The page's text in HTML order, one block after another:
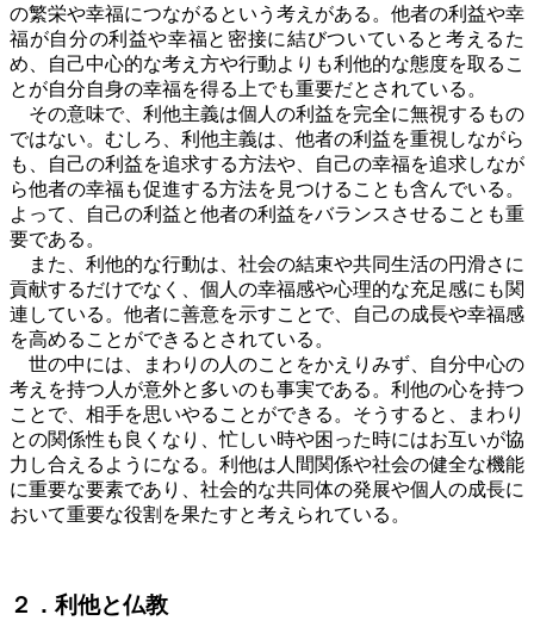
の繁栄や幸福につながるという考えがある。他者の利益や幸
福が自分の利益や幸福と密接に結びついていると考えるた
め、自己中心的な考え方や行動よりも利他的な態度を取るこ
とが自分自身の幸福を得る上でも重要だとされている。
その意味で、利他主義は個人の利益を完全に無視するもの
ではない。むしろ、利他主義は、他者の利益を重視しながら
も、自己の利益を追求する方法や、自己の幸福を追求しなが
ら他者の幸福も促進する方法を見つけることも含んでいる。
よって、自己の利益と他者の利益をバランスさせることも重
要である。
また、利他的な行動は、社会の結束や共同生活の円滑さに
貢献するだけでなく、個人の幸福感や心理的な充足感にも関
連している。他者に善意を示すことで、自己の成長や幸福感
を高めることができるとされている。
世の中には、まわりの人のことをかえりみず、自分中心の
考えを持つ人が意外と多いのも事実である。利他の心を持つ
ことで、相手を思いやることができる。そうすると、まわり
との関係性も良くなり、忙しい時や困った時にはお互いが協
力し合えるようになる。利他は人間関係や社会の健全な機能
に重要な要素であり、社会的な共同体の発展や個人の成長に
おいて重要な役割を果たすと考えられている。
２．利他と仏教